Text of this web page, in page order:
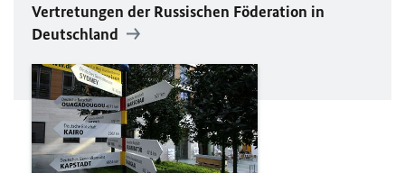
Vertretungen der Russischen Föderation in
Deutschland